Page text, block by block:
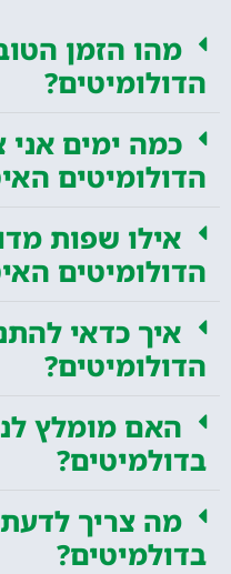
מהו הזמן
הדולומיטים?
כמה ימים אני
הדולומיטים
אילו שפות
הדולומיטים
איך כדאי
הדולומיטים?
האם מומלץ
בדולמיטים?
מה צריך
בדולמיטים?